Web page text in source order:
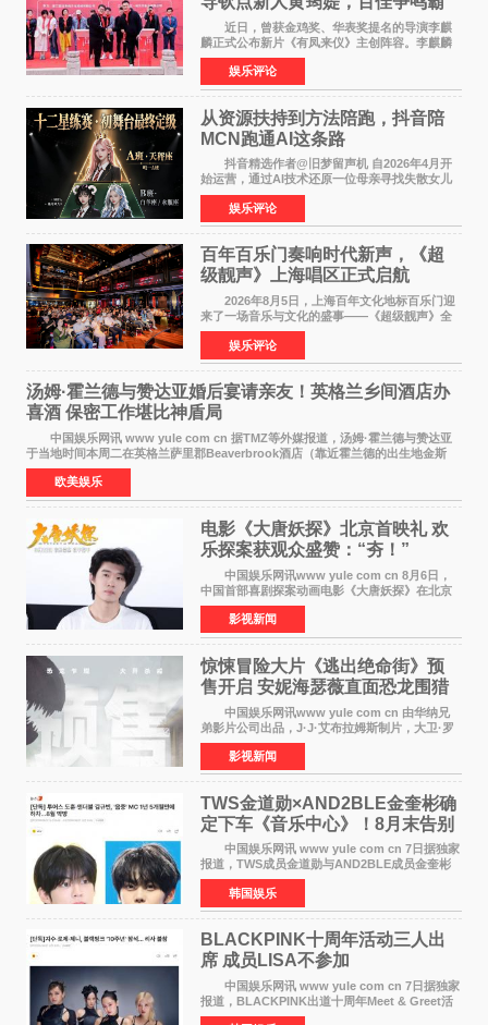
气回应
近日，曾获金鸡奖、华表奖提名的导演李麒
麟正式公布新片《有凤来仪》主创阵容。李麒麟
早年凭电影《华容道》获得金鸡奖、华表奖提
名，此后长期参与国内外电影制作，其担任制片
人参与的作品亦曾
娱乐评论
从资源扶持到方法陪跑，抖音陪
MCN跑通AI这条路
抖音精选作者@旧梦留声机 自2026年4月开
始运营，通过AI技术还原一位母亲寻找失散女儿
的故事，凭借强情感表达获得大量用户关注，发
布仅21小时便获得超1亿曝光、超1000万互动。
此后，账号持续沿
娱乐评论
百年百乐门奏响时代新声，《超
级靓声》上海唱区正式启航
2026年8月5日，上海百年文化地标百乐门迎
来了一场音乐与文化的盛事——《超级靓声》全
国励志音乐公益节目上海唱区新闻发布会暨启动
仪式在此隆重举行。各界领导、嘉宾与媒体朋友
齐聚一堂，共同
娱乐评论
汤姆·霍兰德与赞达亚婚后宴请亲友！英格兰乡间酒店办
喜酒 保密工作堪比神盾局
中国娱乐网讯 www yule com cn 据TMZ等外媒报道，汤姆·霍兰德与赞达亚
于当地时间本周二在英格兰萨里郡Beaverbrook酒店（靠近霍兰德的出生地金斯
顿）举办婚宴，邀请家人与朋友们喝喜酒，庆祝
欧美娱乐
电影《大唐妖探》北京首映礼 欢
乐探案获观众盛赞：“夯！”
中国娱乐网讯www yule com cn 8月6日，
中国首部喜剧探案动画电影《大唐妖探》在北京
举办电影首映礼。导演程腾、联合导演黄珉、总
制片人曹紫建、制片人李莹莹，配音导演张喆，
对白指导程寅，领
影视新闻
惊悚冒险大片《逃出绝命街》预
售开启 安妮海瑟薇直面恐龙围猎
中国娱乐网讯www yule com cn 由华纳兄
弟影片公司出品，J·J·艾布拉姆斯制片，大卫·罗
伯特·米切尔执导，好莱坞巨星安妮·海瑟薇和伊万
·麦克格雷格领衔主演的2026暑期惊悚冒险大片
《逃出绝
影视新闻
TWS金道勋×AND2BLE金奎彬确
定下车《音乐中心》！8月末告别
MC席位
中国娱乐网讯 www yule com cn 7日据独家
报道，TWS成员金道勋与AND2BLE成员金奎彬
将于8月离开《音乐中心》MC的位置。 金道
勋与金奎彬于去年3月与H2H A-NA一起被选为
《音乐中心》MC，约1
韩国娱乐
BLACKPINK十周年活动三人出
席 成员LISA不参加
中国娱乐网讯 www yule com cn 7日据独家
报道，BLACKPINK出道十周年Meet & Greet活
动将由智秀、ROS&Eacute;、JENNIE出席，